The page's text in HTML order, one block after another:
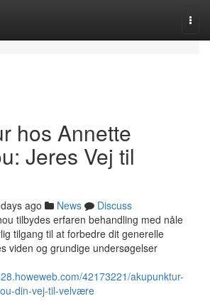
hos Annette
Jeres Vej til
ago News
Discuss
tilbydes erfaren behandling med nåle
tilgang til at forbedre dit generelle
viden og grundige undersøgelser
42173221/akupunktur-
din-vej-til-velvære